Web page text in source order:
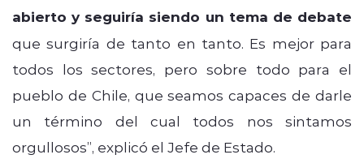
abierto y seguiría siendo un tema de debate
que surgiría de tanto en tanto. Es mejor para
todos los sectores, pero sobre todo para el
pueblo de Chile, que seamos capaces de darle
un término del cual todos nos sintamos
orgullosos”, explicó el Jefe de Estado.